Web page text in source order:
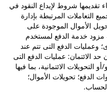
تقديمها شروط لإيداع النقود في
المرتبطة بإدارة
الأموال الموجودة على
خدمة الدفع لمستخدم
الدفع التى تتم عند
الائتمان: عمليات الدفع التى
التحويلات الائتمانية، بما فيها
الدفع؛ تحويلات الأموال؛